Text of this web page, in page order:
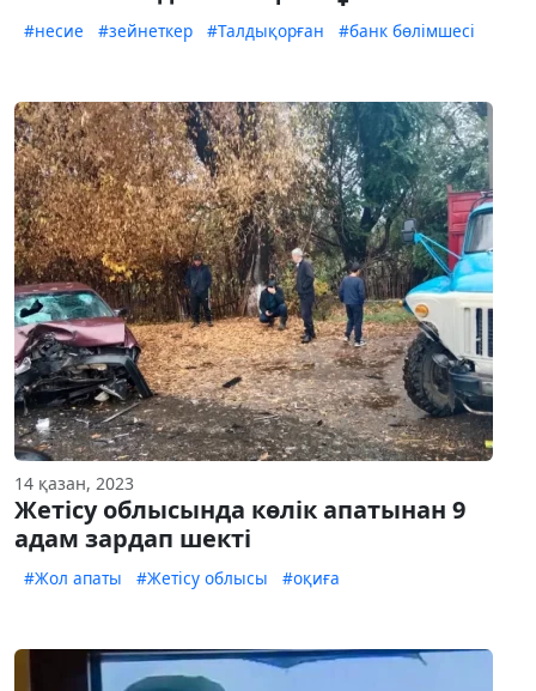
#несие #зейнеткер #Талдықорған #банк бөлімшесі
14 қазан, 2023
Жетісу облысында көлік апатынан 9
адам зардап шекті
#Жол апаты #Жетісу облысы #оқиға